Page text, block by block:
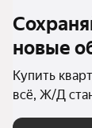
новые
Купить
всё, Ж/Д